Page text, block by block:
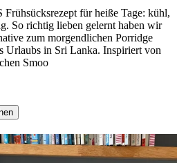
für heiße Tage: kühl,
So richtig lieben gelernt haben wir
zum morgendlichen Porridge
Urlaubs in Sri Lanka. Inspiriert von
Smoo